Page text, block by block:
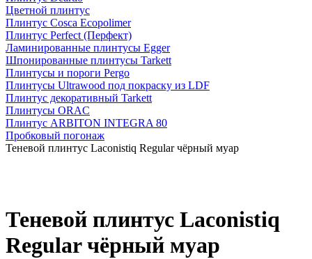
Цветной плинтус
Плинтус Cosca Ecopolimer
Плинтус Perfect (Перфект)
Ламинированные плинтусы Egger
Шпонированные плинтусы Tarkett
Плинтусы и пороги Pergo
Плинтусы Ultrawood под покраску из LDF
Плинтус декоративный Tarkett
Плинтусы ORAC
Плинтус ARBITON INTEGRA 80
Пробковый погонаж
Теневой плинтус Laconistiq Regular чёрный муар
Теневой плинтус Laconistiq
Regular чёрный муар